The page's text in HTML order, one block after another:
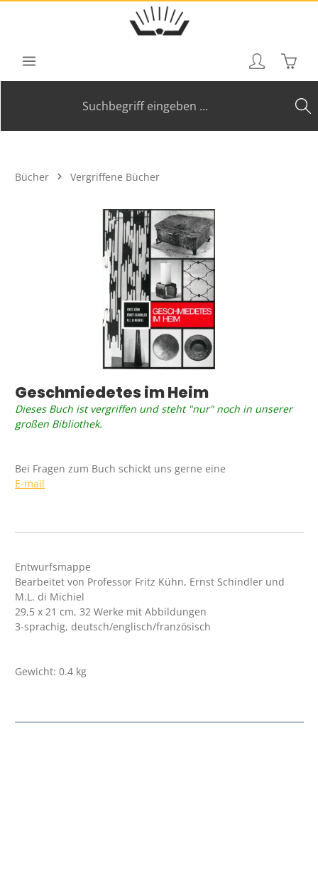
Zum Hauptinhalt springen
Bücher Vergriffene Bücher
Bildergalerie überspringen
Geschmiedetes im Heim
Dieses Buch ist vergriffen und steht "nur" noch in unserer
großen Bibliothek.
Bei Fragen zum Buch schickt uns gerne eine
E-mail
Entwurfsmappe
Bearbeitet von Professor Fritz Kühn, Ernst Schindler und
M.L. di Michiel
29,5 x 21 cm, 32 Werke mit Abbildungen
3-sprachig, deutsch/englisch/französisch
Gewicht: 0.4 kg